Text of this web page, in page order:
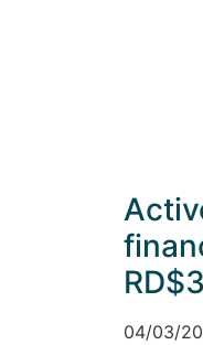
04/03/